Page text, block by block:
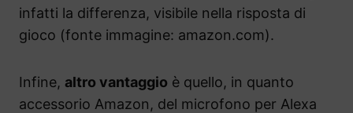
infatti la differenza, visibile nella risposta di
gioco (fonte immagine: amazon.com).
Infine, altro vantaggio è quello, in quanto
accessorio Amazon, del microfono per Alexa